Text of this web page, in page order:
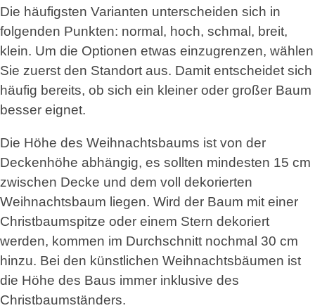
Die häufigsten Varianten unterscheiden sich in
folgenden Punkten: normal, hoch, schmal, breit,
klein. Um die Optionen etwas einzugrenzen, wählen
Sie zuerst den Standort aus. Damit entscheidet sich
häufig bereits, ob sich ein kleiner oder großer Baum
besser eignet.
Die Höhe des Weihnachtsbaums ist von der
Deckenhöhe abhängig, es sollten mindesten 15 cm
zwischen Decke und dem voll dekorierten
Weihnachtsbaum liegen. Wird der Baum mit einer
Christbaumspitze oder einem Stern dekoriert
werden, kommen im Durchschnitt nochmal 30 cm
hinzu. Bei den künstlichen Weihnachtsbäumen ist
die Höhe des Baus immer inklusive des
Christbaumständers.